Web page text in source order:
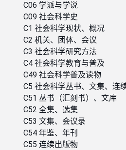
C06 学派与学说
C09 社会科学史
C1 社会科学现状、概况
C2 机关、团体、会议
C3 社会科学研究方法
C4 社会科学教育与普及
C49 社会科学普及读物
C5 社会科学丛书、文集、连
C51 丛书（汇刻书）、文库
C52 全集、选集
C53 文集、会议录
C54 年鉴、年刊
C55 连续出版物